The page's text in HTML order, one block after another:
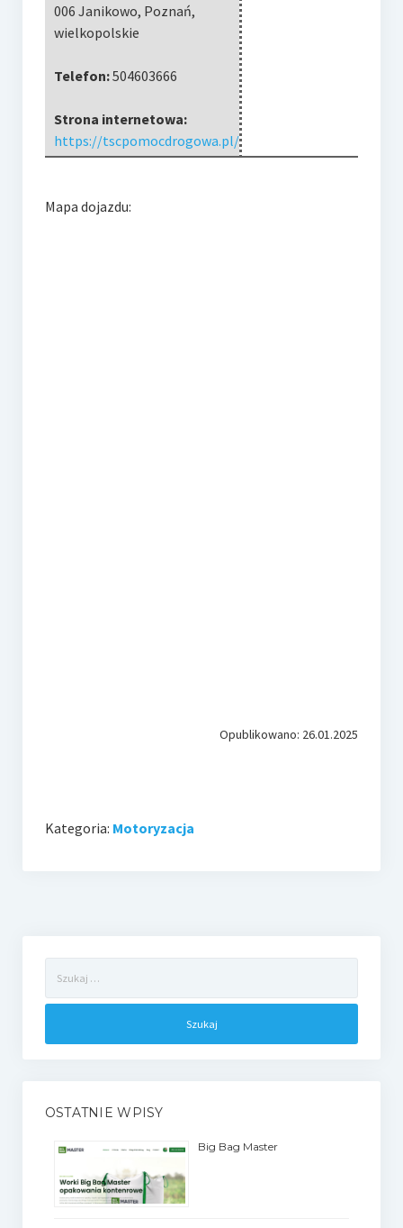
006 Janikowo, Poznań,
wielkopolskie
Telefon:504603666
Strona internetowa:
https://tscpomocdrogowa.pl/
Mapa dojazdu:
Opublikowano: 26.01.2025
Kategoria: Motoryzacja
OSTATNIE WPISY
Big Bag Master